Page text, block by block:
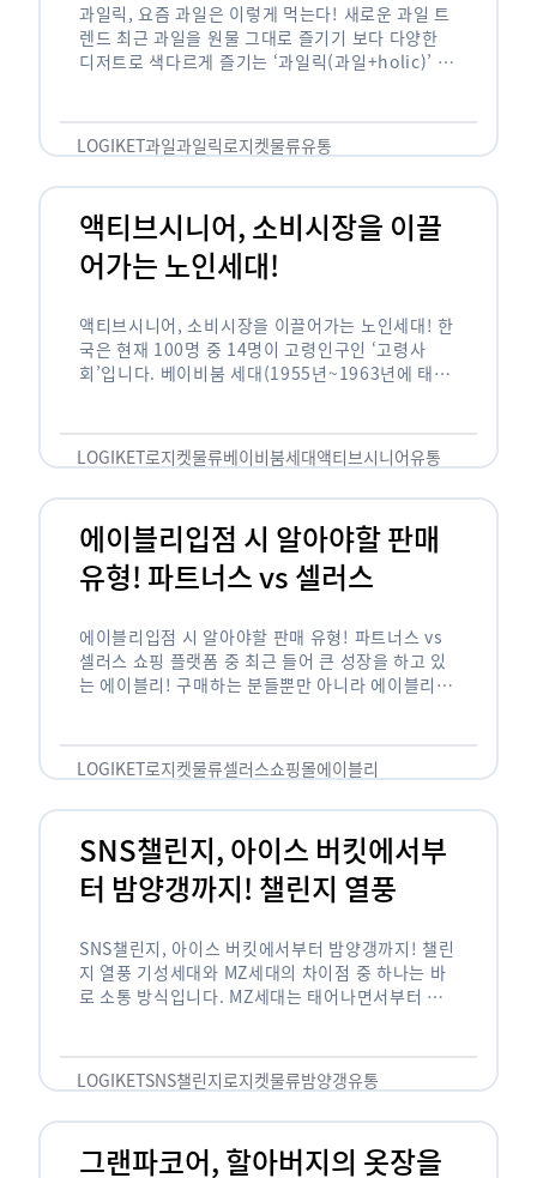
과일릭, 요즘 과일은 이렇게 먹는다! 새로운 과일 트
렌드 최근 과일을 원물 그대로 즐기기 보다 다양한
디저트로 색다르게 즐기는 ‘과일릭(과일+holic)’ 트
…
LOGIKET과일과일릭로지켓물류유통
액티브시니어, 소비시장을 이끌
어가는 노인세대!
액티브시니어, 소비시장을 이끌어가는 노인세대! 한
국은 현재 100명 중 14명이 고령인구인 ‘고령사
회’입니다. 베이비붐 세대(1955년~1963년에 태어
오고 있습니다. 하지만 사회가 늙어가는 …
LOGIKET로지켓물류베이비붐세대액티브시니어유통
에이블리입점 시 알아야할 판매
유형! 파트너스 vs 셀러스
에이블리입점 시 알아야할 판매 유형! 파트너스 vs
셀러스 쇼핑 플랫폼 중 최근 들어 큰 성장을 하고 있
는 에이블리! 구매하는 분들뿐만 아니라 에이블리에
LOGIKET로지켓물류셀러스쇼핑몰에이블리
SNS챌린지, 아이스 버킷에서부
터 밤양갱까지! 챌린지 열풍
SNS챌린지, 아이스 버킷에서부터 밤양갱까지! 챌린
지 열풍 기성세대와 MZ세대의 차이점 중 하나는 바
로 소통 방식입니다. MZ세대는 태어나면서부터 디
도 능숙한 …
LOGIKETSNS챌린지로지켓물류밤양갱유통
그랜파코어, 할아버지의 옷장을